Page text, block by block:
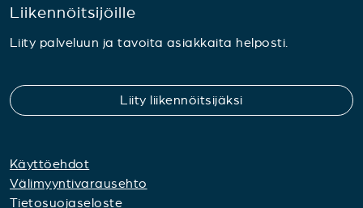
Liikennöitsijöille
Liity palveluun ja tavoita asiakkaita helposti.
Liity liikennöitsijäksi
Käyttöehdot
Välimyyntivarausehto
Tietosuojaseloste